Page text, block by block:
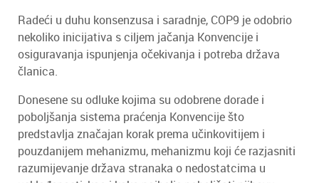
Radeći u duhu konsenzusa i saradnje, COP9 je odobrio
nekoliko inicijativa s ciljem jačanja Konvencije i
osiguravanja ispunjenja očekivanja i potreba država
članica.
Donesene su odluke kojima su odobrene dorade i
poboljšanja sistema praćenja Konvencije što
predstavlja značajan korak prema učinkovitijem i
pouzdanijem mehanizmu, mehanizmu koji će razjasniti
razumijevanje država stranaka o nedostatcima u